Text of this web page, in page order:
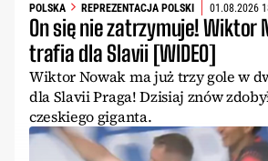
POLSKA REPREZENTACJA POLSKI 01.08.2026
On się nie zatrzymuje! Wiktor
trafia dla Slavii [WIDEO]
Wiktor Nowak ma już trzy gole w
dla Slavii Praga! Dzisiaj znów
czeskiego giganta.